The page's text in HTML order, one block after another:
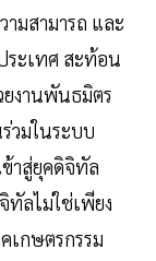
มสามารถ และ
ระเทศ สะท้อน
งานพันธมิตร
วมในระบบ
าสู่ยุคดิจิทัล
ทัลไม่ใช่เพียง
เกษตรกรรม